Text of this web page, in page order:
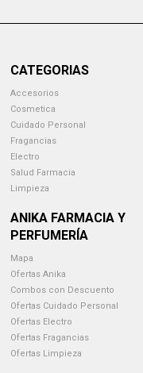
CATEGORIAS
Accesorios
Cosmetica
Cuidado Personal
Fragancias
Electro
Salud Farmacia
Limpieza
ANIKA FARMACIA Y
PERFUMERÍA
Mapa
Ofertas Anika
Combos con Descuento
Ofertas Cuidado Personal
Ofertas Electro
Ofertas Fragancias
Ofertas Limpieza